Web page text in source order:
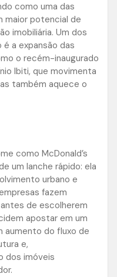
como uma das
maior potencial de
imobiliária. Um dos
a expansão das
o recém-inaugurado
Ibiti, que movimenta
também aquece o
como McDonald’s
um lanche rápido: ela
urbano e
fazem
de escolherem
apostar em um
aumento do fluxo de
e,
dos imóveis